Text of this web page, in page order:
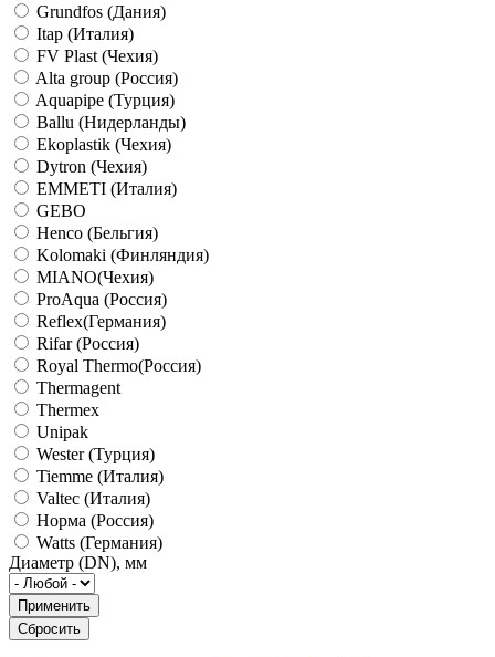
Grundfos (Дания)
Itap (Италия)
FV Plast (Чехия)
Alta group (Россия)
Aquapipe (Турция)
Ballu (Нидерланды)
Ekoplastik (Чехия)
Dytron (Чехия)
EMMETI (Италия)
GEBO
Henco (Бельгия)
Kolomaki (Финляндия)
MIANO(Чехия)
ProAqua (Россия)
Reflex(Германия)
Rifar (Россия)
Royal Thermo(Россия)
Thermagent
Thermex
Unipak
Wester (Турция)
Tiemme (Италия)
Valtec (Италия)
Норма (Россия)
Watts (Германия)
Диаметр (DN), мм